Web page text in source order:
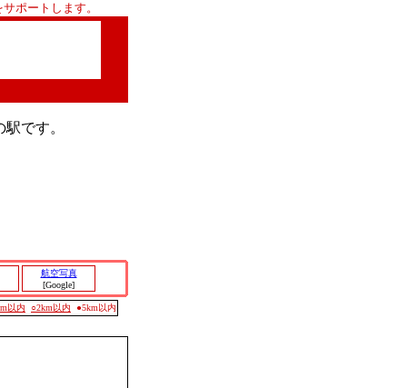
ポートします。
駅です。
航空写真
[Google]
以内 ○2km以内 ●5km以内